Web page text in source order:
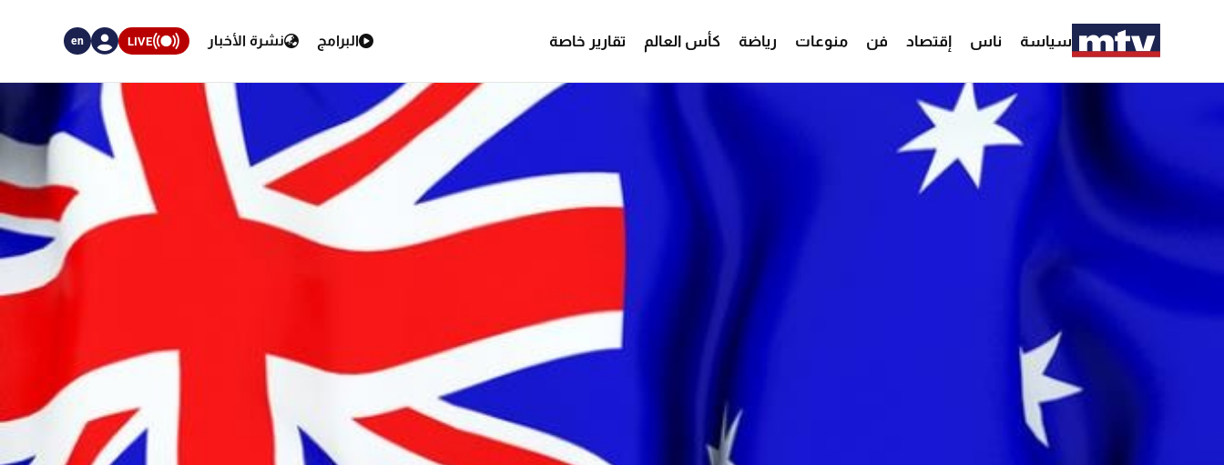
سياسة ناس إقتصاد فن منوعات رياضة كأس العالم تقارير خاصة البرامج نشرة الأخبار LIVE
en